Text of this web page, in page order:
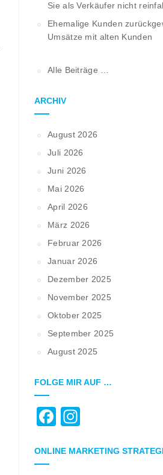
Sie als Verkäufer nicht
Ehemalige Kunden
Umsätze mit alten Kunden
Alle Beiträge …
ARCHIV
August 2026
Juli 2026
Juni 2026
Mai 2026
April 2026
März 2026
Februar 2026
Januar 2026
Dezember 2025
November 2025
Oktober 2025
September 2025
August 2025
FOLGE MIR AUF …
Facebook
ONLINE MARKETING